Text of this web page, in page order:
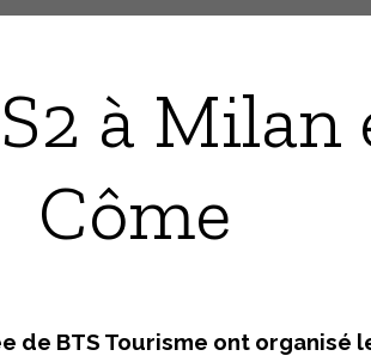
à Milan
Côme
de BTS Tourisme ont organisé